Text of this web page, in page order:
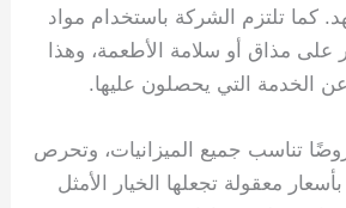
كما تلتزم الشركة باستخدام مواد
على مذاق أو سلامة الأطعمة، وهذا
الخدمة التي يحصلون عليها.
تناسب جميع الميزانيات، وتحرص
معقولة تجعلها الخيار الأمثل